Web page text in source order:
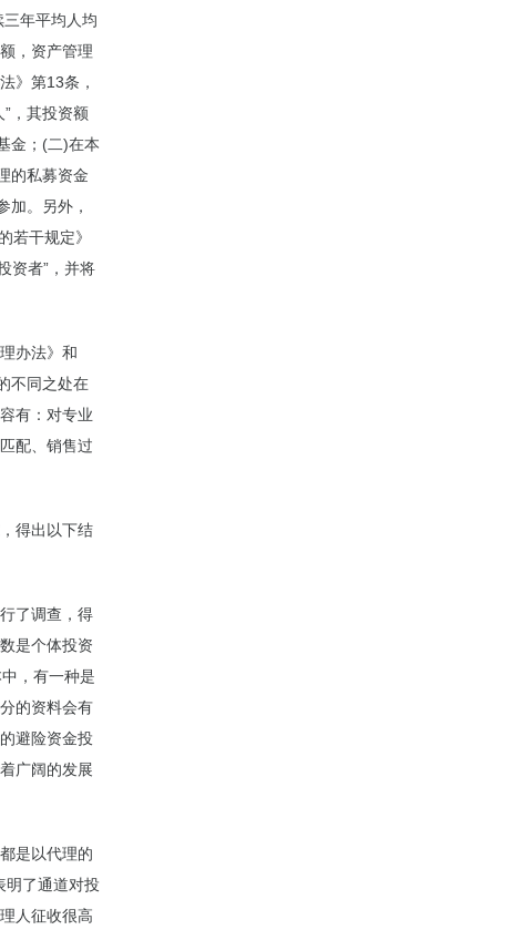
年平均人均
，资产管理
》第13条，
，其投资额
金；(二)在本
的私募资金
加。另外，
若干规定》
资者”，并将
办法》和
不同之处在
有：对专业
配、销售过
得出以下结
了调查，得
是个体投资
，有一种是
的资料会有
避险资金投
广阔的发展
是以代理的
明了通道对投
人征收很高